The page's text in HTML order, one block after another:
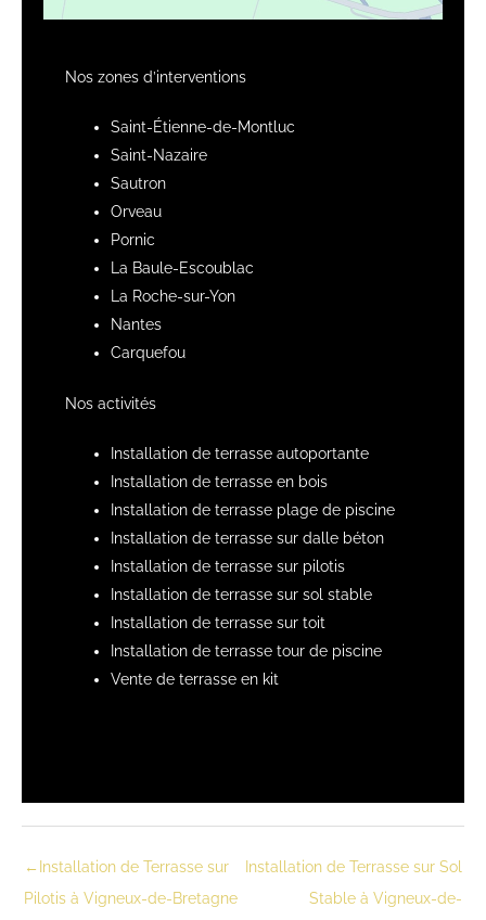
Nos zones d’interventions
Saint-Étienne-de-Montluc
Saint-Nazaire
Sautron
Orveau
Pornic
La Baule-Escoublac
La Roche-sur-Yon
Nantes
Carquefou
Nos activités
Installation de terrasse autoportante
Installation de terrasse en bois
Installation de terrasse plage de piscine
Installation de terrasse sur dalle béton
Installation de terrasse sur pilotis
Installation de terrasse sur sol stable
Installation de terrasse sur toit
Installation de terrasse tour de piscine
Vente de terrasse en kit
← Installation de Terrasse sur
Pilotis à Vigneux-de-Bretagne
Installation de Terrasse sur Sol
Stable à Vigneux-de-